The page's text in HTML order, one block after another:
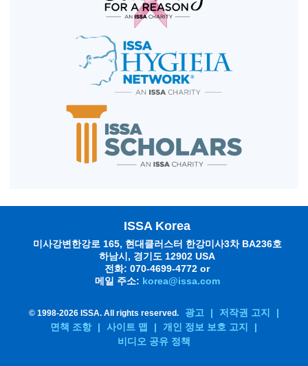
ISSA Korea
미사강변한강로 165, 현대클러스터 한강미사3차 BA236호
하남시, 경기도 12902 USA
전화: 070-4699-4772 or
메일 주소: korea@issa.com
© 1998-2026 ISSA. All rights reserved. 광고 | 저작권 고지
|
면책 조항
| 사이트 맵 | 개인 정보 보호 고지
|
비디오 공유 정책